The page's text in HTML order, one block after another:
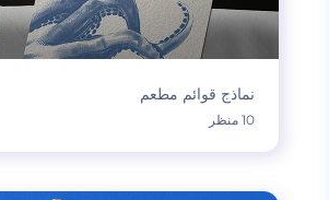
نماذج قوائم مطعم
10 منظر